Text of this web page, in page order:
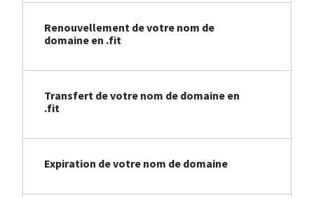
Renouvellement de votre nom de
domaine en .fit
Transfert de votre nom de domaine en
.fit
Expiration de votre nom de domaine